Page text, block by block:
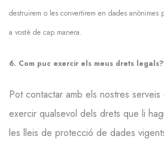
destruirem o les convertirem en dades
a vostè de cap manera.
6. Com puc exercir els meus drets legals?
Pot contactar amb els nostres
exercir qualsevol dels drets que li
les lleis de protecció de dades